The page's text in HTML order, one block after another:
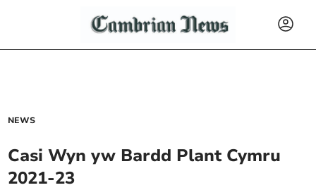
NEWS
Casi Wyn yw Bardd Plant Cymru
2021-23